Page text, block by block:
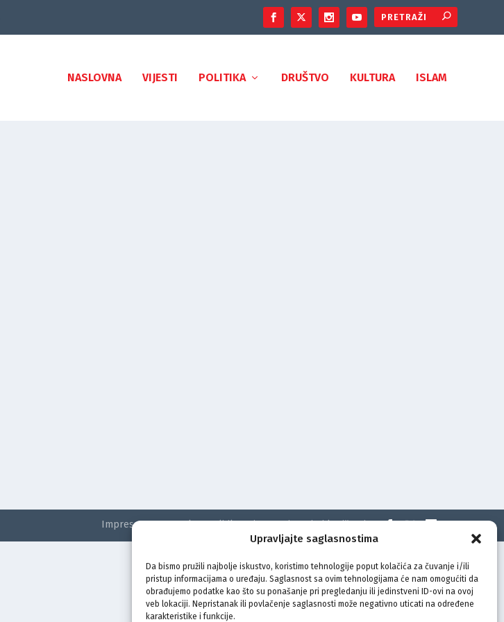
Upravljajte saglasnostima
Da bismo pružili najbolje iskustvo, koristimo tehnologije poput kolačića za čuvanje i/ili
pristup informacijama o uređaju. Saglasnost sa ovim tehnologijama će nam omogućiti da
obrađujemo podatke kao što su ponašanje pri pregledanju ili jedinstveni ID-ovi na ovoj
veb lokaciji. Nepristanak ili povlačenje saglasnosti može negativno uticati na određene
karakteristike i funkcije.
NASLOVNA VIJESTI POLITIKA DRUŠTVO KULTURA ISLAM
Impressum Kontakt Politika privatnosti Uvjeti korištenja